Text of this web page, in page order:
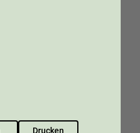
Drucken